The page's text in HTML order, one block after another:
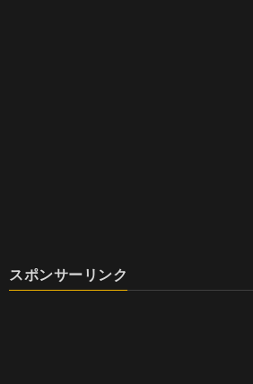
スポンサーリンク